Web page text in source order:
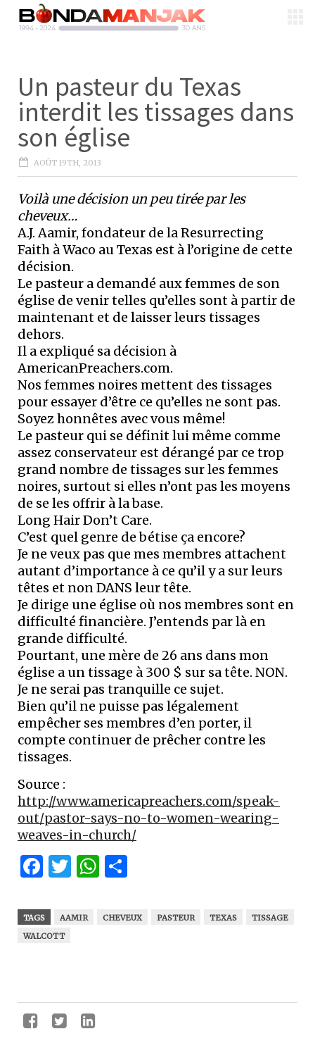
Un pasteur du Texas
interdit les tissages dans
son église
AOÛT 19TH, 2013
Voilà une décision un peu tirée par les
cheveux…
A.J. Aamir, fondateur de la Resurrecting
Faith à Waco au Texas est à l’origine de cette
décision.
Le pasteur a demandé aux femmes de son
église de venir telles qu’elles sont à partir de
maintenant et de laisser leurs tissages
dehors.
Il a expliqué sa décision à
AmericanPreachers.com.
Nos femmes noires mettent des tissages
pour essayer d’être ce qu’elles ne sont pas.
Soyez honnêtes avec vous même!
Le pasteur qui se définit lui même comme
assez conservateur est dérangé par ce trop
grand nombre de tissages sur les femmes
noires, surtout si elles n’ont pas les moyens
de se les offrir à la base.
Long Hair Don’t Care.
C’est quel genre de bétise ça encore?
Je ne veux pas que mes membres attachent
autant d’importance à ce qu’il y a sur leurs
têtes et non DANS leur tête.
Je dirige une église où nos membres sont en
difficulté financière. J’entends par là en
grande difficulté.
Pourtant, une mère de 26 ans dans mon
église a un tissage à 300 $ sur sa tête. NON.
Je ne serai pas tranquille ce sujet.
Bien qu’il ne puisse pas légalement
empêcher ses membres d’en porter, il
compte continuer de prêcher contre les
tissages.
Source :
http://www.americapreachers.com/speak-
out/pastor-says-no-to-women-wearing-
weaves-in-church/
Facebook
Twitter
WhatsApp
TAGS AAMIR CHEVEUX PASTEUR TEXAS
TISSAGE
WALCOTT